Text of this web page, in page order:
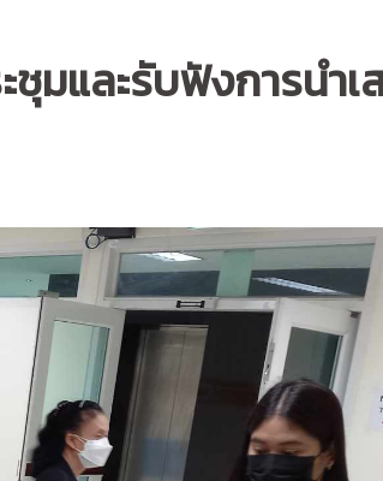
มและรับฟังการนำเ